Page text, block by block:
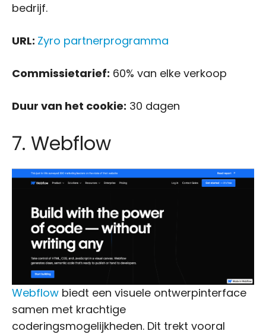
bedrijf.
URL: Zyro partnerprogramma
Commissietarief: 60% van elke verkoop
Duur van het cookie: 30 dagen
7. Webflow
Webflow biedt een visuele ontwerpinterface
samen met krachtige
coderingsmogelijkheden. Dit trekt vooral